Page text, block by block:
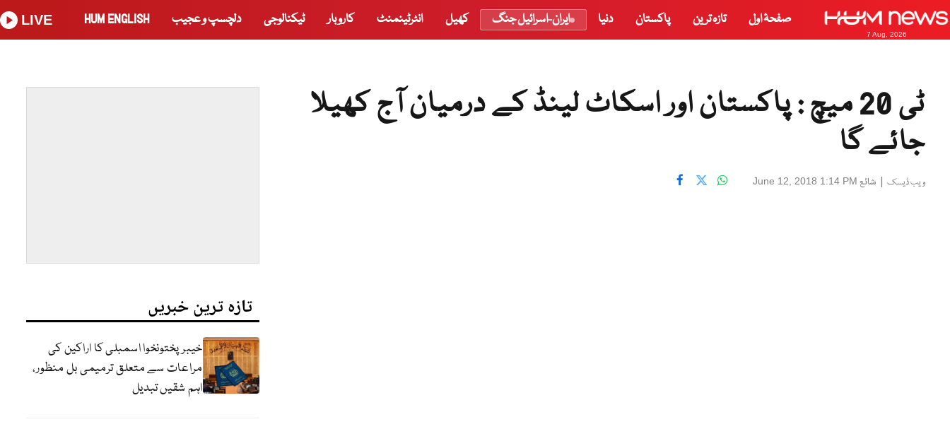
7 Aug, 2026
صفحۂ اول تازہ ترین پاکستان دنیا ایران-اسرائیل جنگ کھیل انٹرٹینمنٹ کاروبار ٹیکنالوجی دلچسپ و عجیب HUM ENGLISH
LIVE
ٹی 20 میچ : پاکستان اور اسکاٹ لینڈ کے درمیان آج کھیلا
جائے گا
ویب ڈیسک | شائع June 12, 2018 1:14 PM
تازہ ترین خبریں
خیبرپختونخوا اسمبلی کا اراکین کی
مراعات سے متعلق ترمیمی بل منظور،
اہم شقیں تبدیل